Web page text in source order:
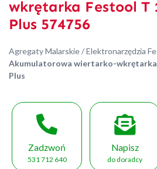
wkrętarka Festool T
Plus 574756
Agregaty Malarskie/Elektronarzędzia
Akumulatorowa wiertarko-wkrętarka
Plus
Zadzwoń
531 712 640
Napisz
do doradcy